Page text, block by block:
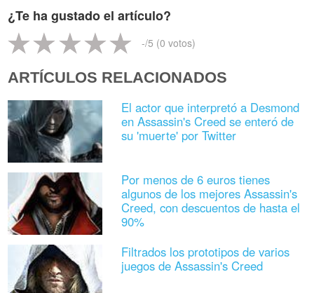
¿Te ha gustado el artículo?
-/5 (0 votos)
ARTÍCULOS RELACIONADOS
El actor que interpretó a Desmond
en Assassin's Creed se enteró de
su 'muerte' por Twitter
Por menos de 6 euros tienes
algunos de los mejores Assassin's
Creed, con descuentos de hasta el
90%
Filtrados los prototipos de varios
juegos de Assassin's Creed